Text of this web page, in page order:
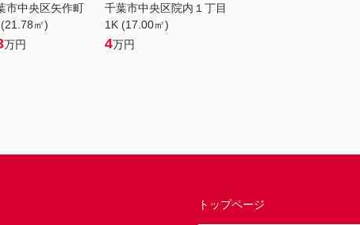
市中央区矢作町
㎡)
万円
千葉市中央区院内１丁目
1K (17.00㎡)
4万円
トップページ